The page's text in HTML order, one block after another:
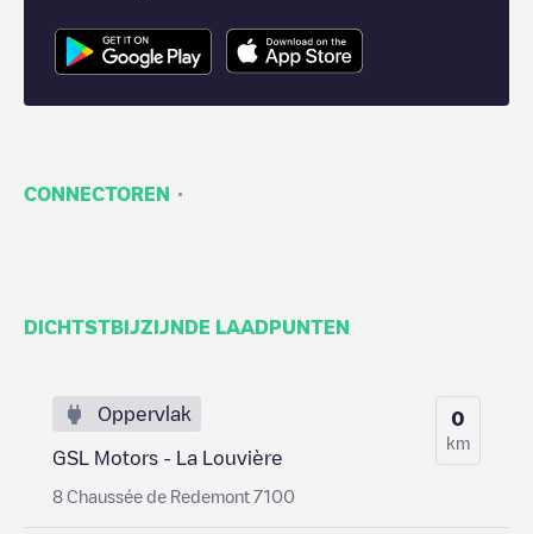
CONNECTOREN ·
DICHTSTBIJZIJNDE LAADPUNTEN
Oppervlak
GSL Motors - La Louvière
8 Chaussée de Redemont 7100
0
km